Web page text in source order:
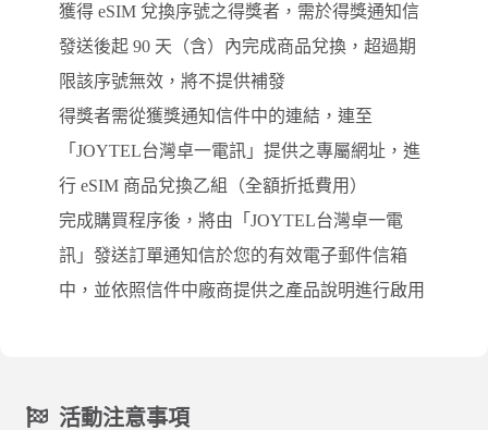
獲得 eSIM 兌換序號之得獎者，需於得獎通知信
發送後起 90 天（含）內完成商品兌換，超過期
限該序號無效，將不提供補發
得獎者需從獲獎通知信件中的連結，連至
「JOYTEL台灣卓一電訊」提供之專屬網址，進
行 eSIM 商品兌換乙組（全額折抵費用）
完成購買程序後，將由「JOYTEL台灣卓一電
訊」發送訂單通知信於您的有效電子郵件信箱
中，並依照信件中廠商提供之產品說明進行啟用
活動注意事項